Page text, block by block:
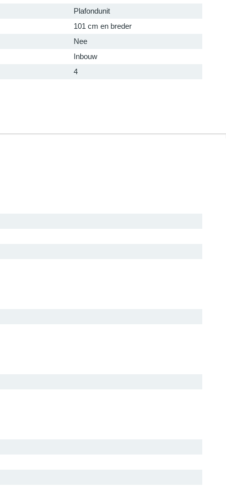
Plafondunit
101 cm en breder
Nee
Inbouw
4